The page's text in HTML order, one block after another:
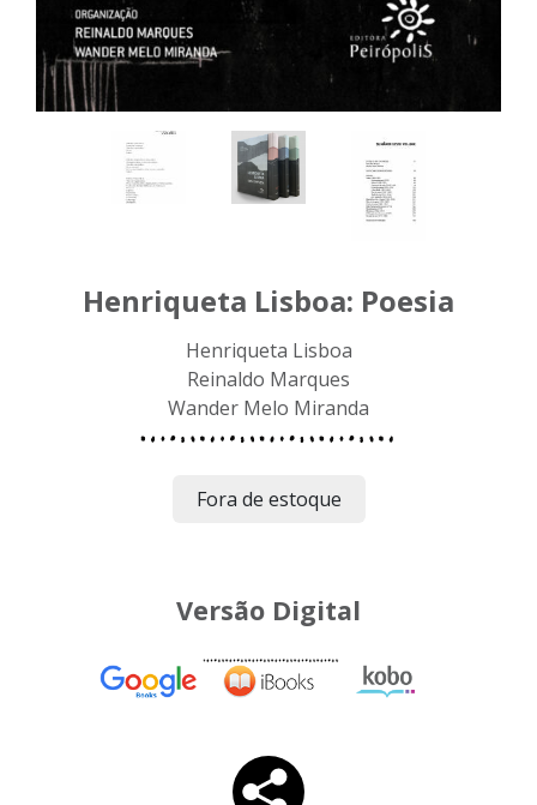
Henriqueta Lisboa: Poesia
Henriqueta Lisboa
Reinaldo Marques
Wander Melo Miranda
Fora de estoque
Versão Digital